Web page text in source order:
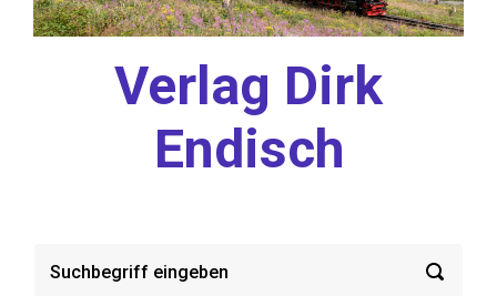
Verlag Dirk
Endisch